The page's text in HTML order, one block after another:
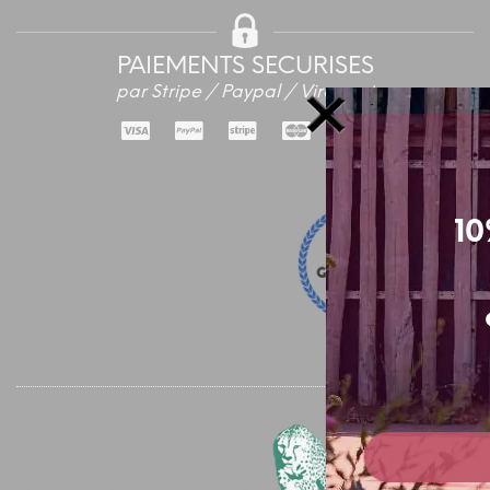
PAIEMENTS SECURISES
par Stripe / Paypal / Virement
La boutique